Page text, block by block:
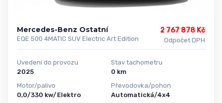
Mercedes-Benz Ostatní
EQE 500 4MATIC SUV Electric Art Edition
2 767 878 Kč
Odpočet DPH
Uvedení do provozu
2025
Motor/palivo
0,0/330 kw/Elektro
Stav tachometru
0 km
Převodovka/pohon
Automatická/4x4